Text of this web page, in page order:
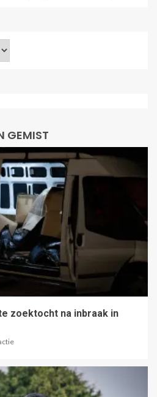
GEMIST
zoektocht na inbraak in